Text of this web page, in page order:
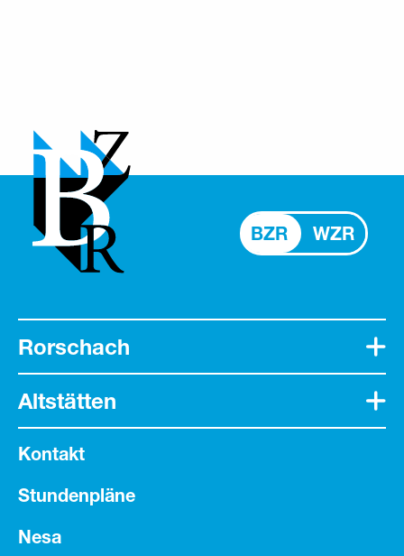
BZR WZR
Rorschach
Altstätten
Kontakt
Stundenpläne
Nesa